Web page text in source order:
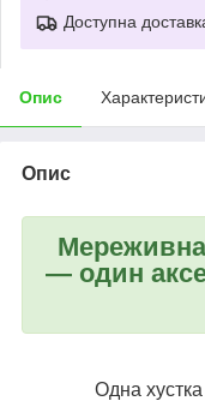
Доступна
Опис
Опис
— один
Одна